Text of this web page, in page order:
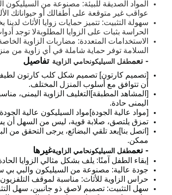
عواقب غير متوقعة على أطفالك أو حيواناتك
سهولة التثبيت: تتميز حمايات زوايا الأثاث
الحراسة بثبات على الزوايا المطلوبةلا توجد
الاستخدامات المتعددة: مضاربات الزاوية
السلامة توفر حماية شاملة في أي زاوية من
- نعمطفل السيليكونحامي الزاوية تفاصيل
[تصميم كارتون] تصميم شكل كلب كارتون لطيف،
أن تتوافق مع أسلوب المنزل المختلف.
[المشاهد المطبقة]التغليف الزاوية اليمنى،
اليمنى حادة.
[مواد عالية الجودة]مواد السيليكون عالية
تمزق يلتصق، صلابة قوية، ليس من السهل أن
[اتصل بنا]بعد تلقي البضائع، يرجى التحقق
ممكن.
- نعمطفل السيليكونحامي الزاويةغيرها
إبقاء الطفل آمنًا: يلف بشكل مثالي الزوايا
جودة عالية: مصنوعة من السيليكون والبي بي
حراس الزاوية للأثاث: مناسبة لموقف
سهل التثبيت: تصميم لاصق ذو جانبين، سهل